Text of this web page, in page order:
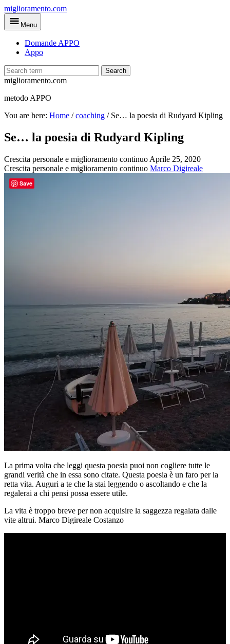
Skip
to
main
miglioramento.com
Menu
Domande APPO
Appo
Search
miglioramento.com
metodo APPO
You are here: Home /coaching / Se… la poesia di Rudyard Kipling
Se… la poesia di Rudyard Kipling
Crescita personale e miglioramento continuo Aprile 25, 2020
Crescita personale e miglioramento continuo Marco Digireale
La prima volta che leggi questa poesia puoi non cogliere tutte le
grandi verità che in essa sono citate. Questa poesia è un faro per la
retta vita. Auguri a te che la stai leggendo o ascoltando e che la
regalerai a chi pensi possa essere utile.
La vita è troppo breve per non acquisire la saggezza regalata dalle
vite altrui. Marco Digireale Costanzo
Save